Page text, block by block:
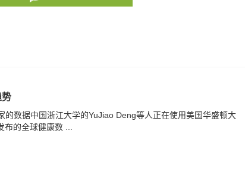
数据中国浙江大学的YuJiao Deng等人正在使用美国华盛顿大
布的全球健康数 ...